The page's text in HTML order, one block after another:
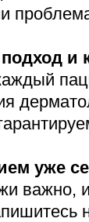
и
уже
важно,